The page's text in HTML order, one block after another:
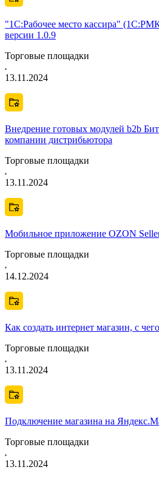
"1С:Рабочее место кассира"
версии 1.0.9
Торговые площадки
13.11.2024
Внедрение готовых модулей b2b
компании дистрибьютора
Торговые площадки
13.11.2024
Мобильное приложение OZON
Торговые площадки
14.12.2024
Как создать интернет магазин, с
Торговые площадки
13.11.2024
Подключение магазина на
Торговые площадки
13.11.2024